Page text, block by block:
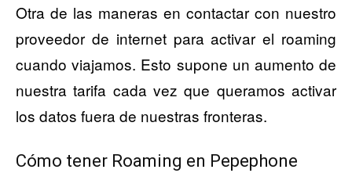
Otra de las maneras en contactar con nuestro
proveedor de internet para activar el roaming
cuando viajamos. Esto supone un aumento de
nuestra tarifa cada vez que queramos activar
los datos fuera de nuestras fronteras.
Cómo tener Roaming en Pepephone